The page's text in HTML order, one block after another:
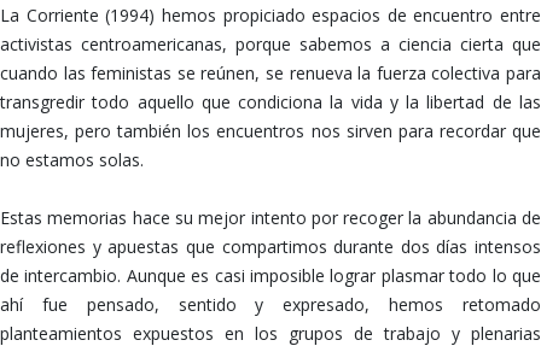
La Corriente (1994) hemos propiciado espacios de encuentro entre
activistas centroamericanas, porque sabemos a ciencia cierta que
cuando las feministas se reúnen, se renueva la fuerza colectiva para
transgredir todo aquello que condiciona la vida y la libertad de las
mujeres, pero también los encuentros nos sirven para recordar que
no estamos solas.
Estas memorias hace su mejor intento por recoger la abundancia de
reflexiones y apuestas que compartimos durante dos días intensos
de intercambio. Aunque es casi imposible lograr plasmar todo lo que
ahí fue pensado, sentido y expresado, hemos retomado
planteamientos expuestos en los grupos de trabajo y plenarias